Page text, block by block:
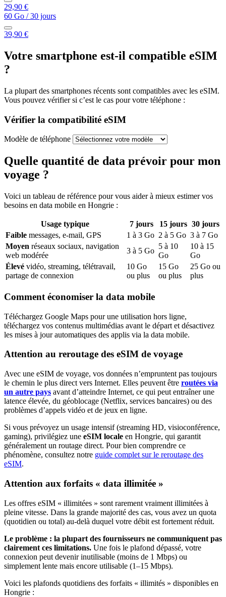
29,90 €
60 Go /30 jours
39,90 €
Votre smartphone est-il compatible eSIM
?
La plupart des smartphones récents sont compatibles avec les eSIM.
Vous pouvez vérifier si c’est le cas pour votre téléphone :
Vérifier la compatibilité eSIM
Modèle de téléphone
Quelle quantité de data prévoir pour mon
voyage ?
Voici un tableau de référence pour vous aider à mieux estimer vos
besoins en data mobile en Hongrie :
Usage typique 7 jours 15 jours 30jours
Faible messages, e-mail, GPS 1 à 3 Go 2 à 5 Go 3 à 7 Go
Moyen réseaux sociaux, navigation
web modérée
3 à 5 Go
5 à 10
Go
10 à 15
Go
Élevé vidéo, streaming, télétravail,
partage de connexion
10 Go
ou plus
15 Go
ou plus
25 Go ou
plus
Comment économiser la data mobile
Téléchargez Google Maps pour une utilisation hors ligne,
téléchargez vos contenus multimédias avant le départ et désactivez
les mises à jour automatiques des applis via la data mobile.
Attention au reroutage des eSIM de voyage
Avec une eSIM de voyage, vos données n’empruntent pas toujours
le chemin le plus direct vers Internet. Elles peuvent être routées via
un autre pays avant d’atteindre Internet, ce qui peut entraîner une
latence élevée, du géoblocage (Netflix, services bancaires) ou des
problèmes d’appels vidéo et de jeux en ligne.
Si vous prévoyez un usage intensif (streaming HD, visioconférence,
gaming), privilégiez une eSIM locale en Hongrie, qui garantit
généralement un routage direct. Pour bien comprendre ce
phénomène, consultez notre guide complet sur le reroutage des
eSIM.
Attention aux forfaits « data illimitée »
Les offres eSIM « illimitées » sont rarement vraiment illimitées à
pleine vitesse. Dans la grande majorité des cas, vous avez un quota
(quotidien ou total) au-delà duquel votre débit est fortement réduit.
Le problème : la plupart des fournisseurs ne communiquent pas
clairement ces limitations. Une fois le plafond dépassé, votre
connexion peut devenir inutilisable (moins de 1 Mbps) ou
simplement lente mais encore utilisable (1–15 Mbps).
Voici les plafonds quotidiens des forfaits « illimités » disponibles en
Hongrie :